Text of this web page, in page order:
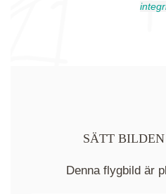
SÄTT
Denna flygbild är